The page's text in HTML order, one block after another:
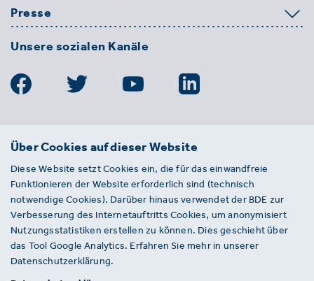
Presse
Unsere sozialen Kanäle
BDE
Entsorgungs-, Wasser- und
Kreislaufwirtschaft e. V.
Von-der-Heydt-Straße 2
D 10785 Berlin
Sie haben einen Fehler auf unserer Website
gefunden? Ihnen ist ein defekter Link
Über Cookies auf dieser Website
Diese Website setzt Cookies ein, die für das einwandfreie
Funktionieren der Website erforderlich sind (technisch
notwendige Cookies). Darüber hinaus verwendet der BDE zur
Verbesserung des Internetauftritts Cookies, um anonymisiert
Nutzungsstatistiken erstellen zu können. Dies geschieht über
das Tool Google Analytics. Erfahren Sie mehr in unserer
Datenschutzerklärung.